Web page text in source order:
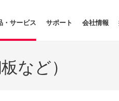
・サービス サポート 会社情報
など）